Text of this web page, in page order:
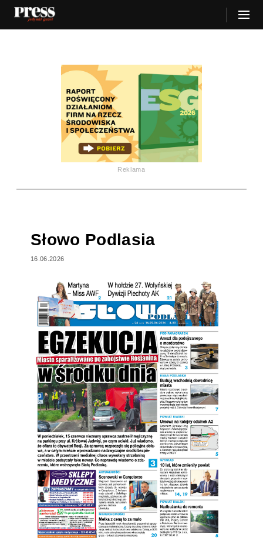
Reklama
Słowo Podlasia
16.06.2026